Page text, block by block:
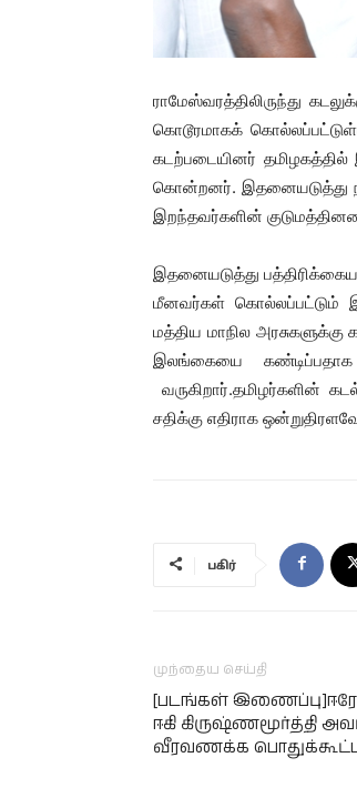
ராமேஸ்வரத்திலிருந்து
கொடூரமாகக்
கடற்படையினர்
கொன்றனர். இதனையடுத்து
இறந்தவர்களின்
இதனையடுத்து
மீனவர்கள் கொல்லப்பட்டும்
மத்திய மாநில
இலங்கையை கண்டிப்பதாக
வருகிறார்.தமிழர்களின்
சதிக்கு எதிராக
பகிர்
முந்தைய செய்தி
[படங்கள்
ஈகி கிருஷ்ணமூர்த்தி
வீரவணக்க